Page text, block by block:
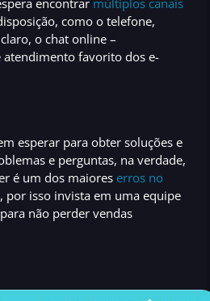
encontrar múltiplos canais
como otelefone,
o chat online –
atendimento favorito dos e-
esperar para obter soluções e
e perguntas, na verdade,
é um dos maiores erros no
, por isso invista em uma equipe
não perder vendas